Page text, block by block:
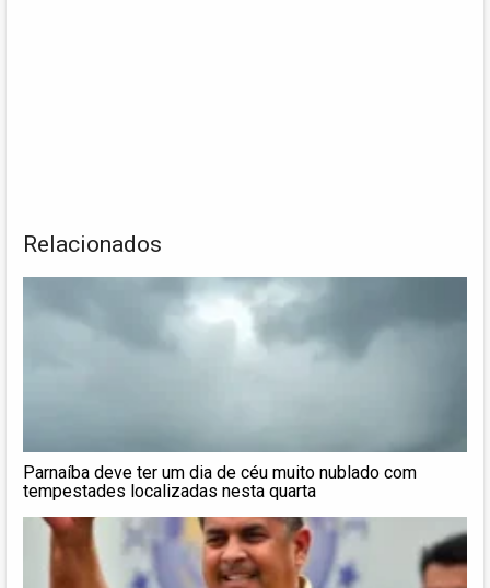
Relacionados
Parnaíba deve ter um dia de céu muito nublado com
tempestades localizadas nesta quarta